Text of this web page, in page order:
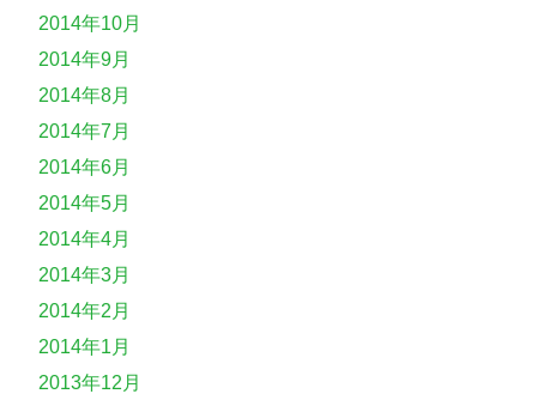
2014年10月
2014年9月
2014年8月
2014年7月
2014年6月
2014年5月
2014年4月
2014年3月
2014年2月
2014年1月
2013年12月